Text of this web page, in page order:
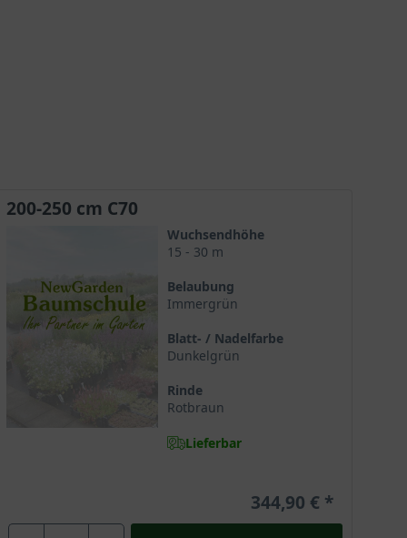
200-250 cm C70
Wuchsendhöhe
15 - 30 m
Belaubung
Immergrün
Blatt- / Nadelfarbe
Dunkelgrün
Rinde
Rotbraun
Lieferbar
344,90 €